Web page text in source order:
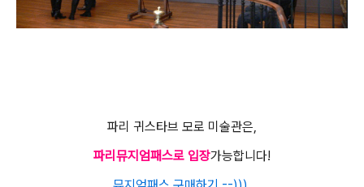
파리 귀스타브 모로 미술관은,
파리뮤지엄패스로 입장가능합니다!